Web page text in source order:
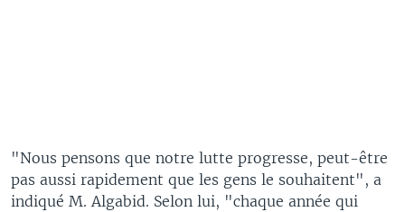
"Nous pensons que notre lutte progresse, peut-être
pas aussi rapidement que les gens le souhaitent", a
indiqué M. Algabid. Selon lui, "chaque année qui